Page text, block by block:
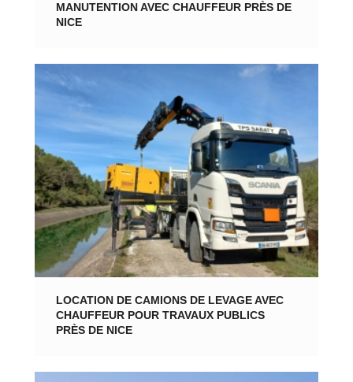
MANUTENTION AVEC CHAUFFEUR PRÈS DE
NICE
LOCATION DE CAMIONS DE LEVAGE AVEC
CHAUFFEUR POUR TRAVAUX PUBLICS
PRÈS DE NICE